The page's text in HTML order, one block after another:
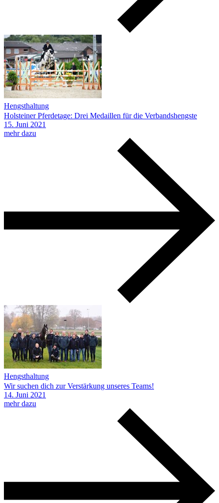
Hengsthaltung
Holsteiner Pferdetage: Drei Medaillen für die Verbandshengste
15. Juni 2021
mehr dazu
Hengsthaltung
Wir suchen dich zur Verstärkung unseres Teams!
14. Juni 2021
mehr dazu